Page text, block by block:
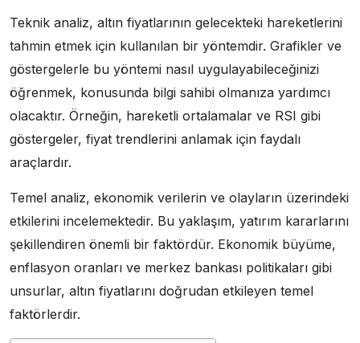
Teknik analiz, altın fiyatlarının gelecekteki hareketlerini
tahmin etmek için kullanılan bir yöntemdir. Grafikler ve
göstergelerle bu yöntemi nasıl uygulayabileceğinizi
öğrenmek, konusunda bilgi sahibi olmanıza yardımcı
olacaktır. Örneğin, hareketli ortalamalar ve RSI gibi
göstergeler, fiyat trendlerini anlamak için faydalı
araçlardır.
Temel analiz, ekonomik verilerin ve olayların üzerindeki
etkilerini incelemektedir. Bu yaklaşım, yatırım kararlarını
şekillendiren önemli bir faktördür. Ekonomik büyüme,
enflasyon oranları ve merkez bankası politikaları gibi
unsurlar, altın fiyatlarını doğrudan etkileyen temel
faktörlerdir.